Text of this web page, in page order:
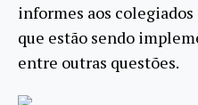
informes aos colegiados
que estão sendo
entre outras questões.